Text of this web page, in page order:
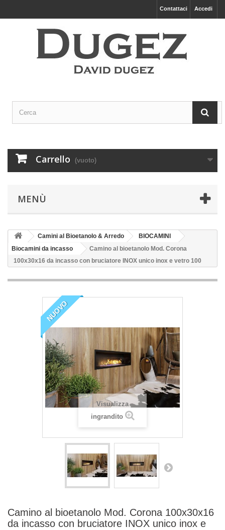
Accedi
Contattaci
Carrello (vuoto)
MENÙ
Camini al Bioetanolo & Arredo
BIOCAMINI
Biocamini da incasso
Camino al bioetanolo Mod. Corona
100x30x16 da incasso con bruciatore INOX unico inox e vetro 100
NUOVO
Visualizza
ingrandito
Camino al bioetanolo Mod. Corona 100x30x16
da incasso con bruciatore INOX unico inox e